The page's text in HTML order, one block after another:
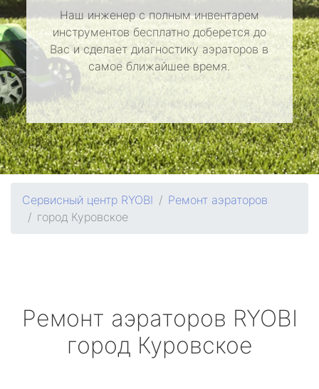
Наш инженер с полным инвентарем
инструментов бесплатно доберется до
Вас и сделает диагностику аэраторов в
самое ближайшее время.
Сервисный центр RYOBI
Ремонт аэраторов
город Куровское
Ремонт аэраторов RYOBI
город Куровское